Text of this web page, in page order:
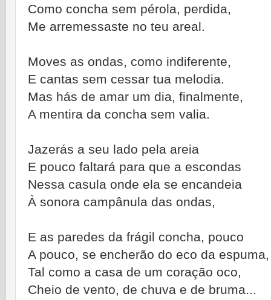
Como concha sem pérola, perdida,
Me arremessaste no teu areal.
Moves as ondas, como indiferente,
E cantas sem cessar tua melodia.
Mas hás de amar um dia, finalmente,
A mentira da concha sem valia.
Jazerás a seu lado pela areia
E pouco faltará para que a escondas
Nessa casula onde ela se encandeia
À sonora campânula das ondas,
E as paredes da frágil concha, pouco
A pouco, se encherão do eco da espuma,
Tal como a casa de um coração oco,
Cheio de vento, de chuva e de bruma...